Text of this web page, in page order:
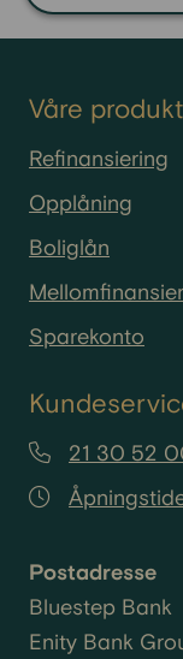
Våre
Refinansiering
Opplåning
Boliglån
Sparekonto
21 30 52
Postadresse
Bluestep Bank
Enity Bank